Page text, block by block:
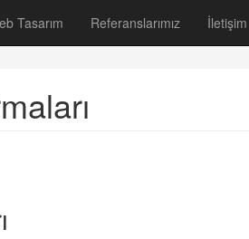
Tasarım Referanslarımız
İletişim